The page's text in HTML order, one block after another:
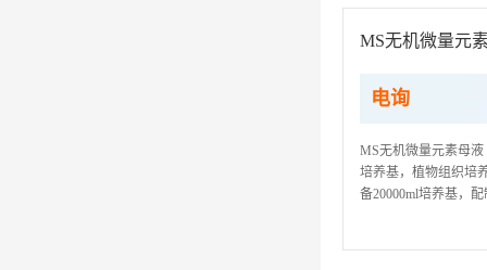
MS无机微量元
电询
MS无机微量元素母
培养基，植物组织培
备20000ml培养基，